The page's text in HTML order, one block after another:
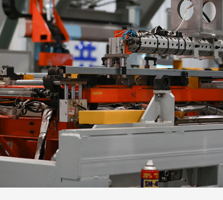
VIP会员 CCTV奥林匹克频道 生活体育大会
财经 教育 乡村振兴 生态环境 一带一路
大国智造 大国展会 大国保险 云顶对话 云
CCTV.节目官网 直播 节目单 栏目 片库